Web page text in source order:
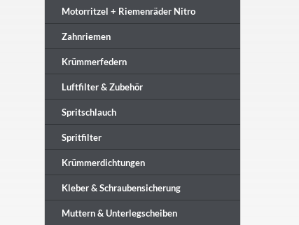
Motorritzel + Riemenräder Nitro
Zahnriemen
Krümmerfedern
Luftfilter & Zubehör
Spritschlauch
Spritfilter
Krümmerdichtungen
Kleber & Schraubensicherung
Muttern & Unterlegscheiben